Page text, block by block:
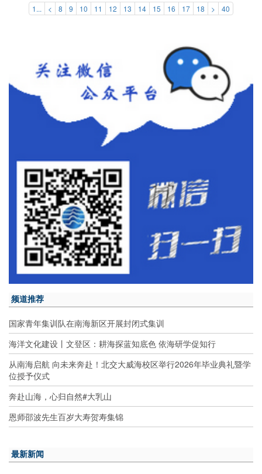
1... < 8 9 10 11 12 13 14 15 16 17 18 > 40
频道推荐
国家青年集训队在南海新区开展封闭式集训
海洋文化建设丨文登区：耕海探蓝知底色 依海研学促知行
从南海启航 向未来奔赴！北交大威海校区举行2026年毕业典礼暨学
位授予仪式
奔赴山海，心归自然#大乳山
恩师邵波先生百岁大寿贺寿集锦
最新新闻